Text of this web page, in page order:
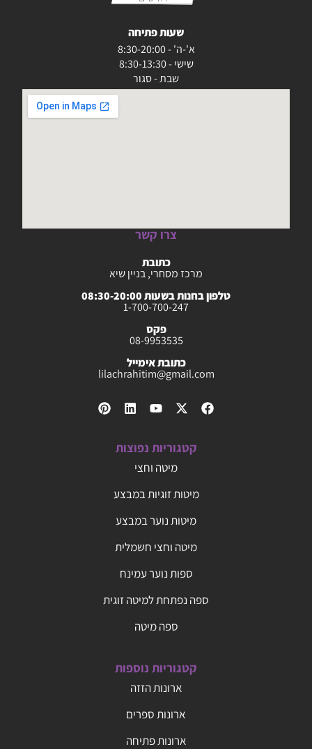
שעות פתיחה
א'-ה' - 8:30-20:00
שישי - 8:30-13:30
שבת - סגור
צרו קשר
כתובת
מרכז מסחרי, בניין שיא
טלפון בחנות בשעות 08:30-20:00
1-700-700-247
פקס
08-9953535
כתובת אימייל
lilachrahitim@gmail.com
קטגוריות נפוצות
מיטה וחצי
מיטות זוגיות במבצע
מיטות נוער במבצע
מיטה וחצי חשמלית
ספות נוער עמינח
ספה נפתחת למיטה זוגית
ספה מיטה
קטגוריות נוספות
ארונות הזזה
ארונות ספרים
ארונות פתיחה